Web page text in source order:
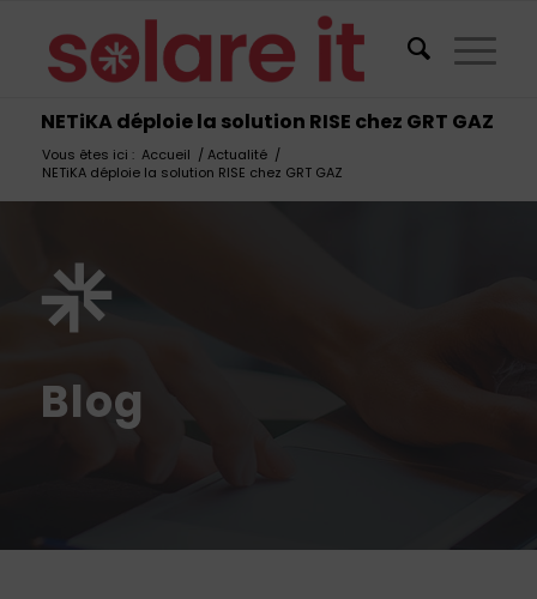
NETiKA déploie la solution RISE chez GRT GAZ
Vous êtes ici : Accueil / Actualité /
NETiKA déploie la solution RISE chez GRT GAZ
Blog